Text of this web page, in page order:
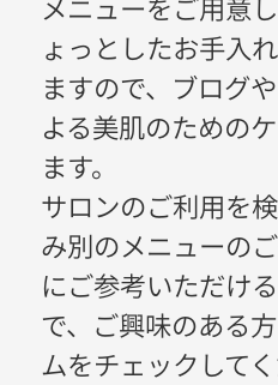
ょっとしたお手入
ますので、ブログ
よる美肌のための
ます。
サロンのご利用を
み別のメニューの
にご参考いただけ
で、ご興味のある
ムをチェックしてく